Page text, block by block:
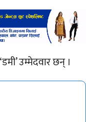
उम्मेदवार छन् ।